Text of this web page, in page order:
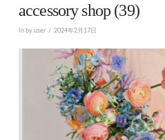
accessory shop (39)
In by user 2024年2月17日